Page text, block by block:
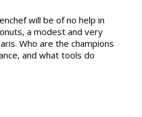
will be of no help in
a modest and very
Who are the champions
and what tools do